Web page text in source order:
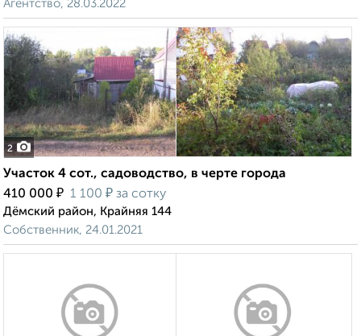
Агентство, 28.03.2022
2
Участок 4 сот., садоводство, в черте города
410 000 ₽ 1 100 ₽ за сотку
Дёмский район, Крайняя 144
Собственник, 24.01.2021